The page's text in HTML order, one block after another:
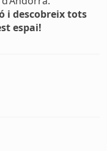
i descobreix tots
espai!